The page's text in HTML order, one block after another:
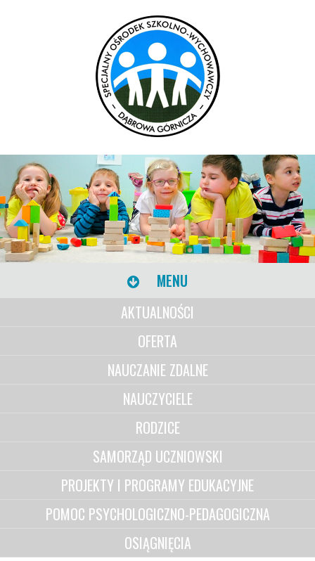
MENU
AKTUALNOŚCI
OFERTA
NAUCZANIE ZDALNE
NAUCZYCIELE
RODZICE
SAMORZĄD UCZNIOWSKI
PROJEKTY I PROGRAMY EDUKACYJNE
POMOC PSYCHOLOGICZNO-PEDAGOGICZNA
OSIĄGNIĘCIA